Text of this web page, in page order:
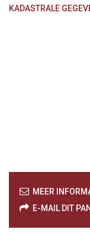
KADASTRALE
MEER
E-MAIL DIT